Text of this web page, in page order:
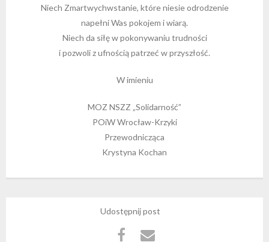
Niech Zmartwychwstanie, które niesie odrodzenie
napełni Was pokojem i wiarą.
Niech da siłę w pokonywaniu trudności
i pozwoli z ufnością patrzeć w przyszłość.
W imieniu
MOZ NSZZ „Solidarność”
POiW Wrocław-Krzyki
Przewodnicząca
Krystyna Kochan
Udostępnij post